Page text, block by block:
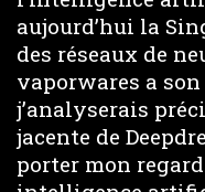
aujourd’hui la
des réseaux de
vaporwares a
j’analyserais
jacente de
porter mon